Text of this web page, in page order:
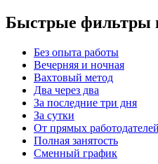
Быстрые фильтры
Без опыта работы
Вечерняя и ночная
Вахтовый метод
Два через два
За последние три дня
За сутки
От прямых работодателей
Полная занятость
Сменный график